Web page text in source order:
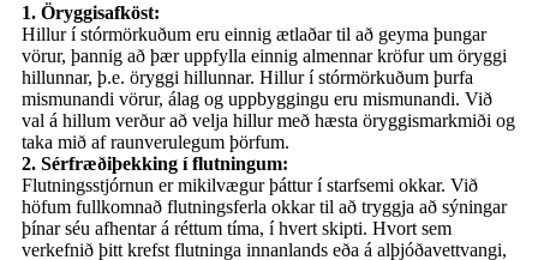
1. Öryggisafköst:
Hillur í stórmörkuðum eru einnig ætlaðar til að geyma þungar
vörur, þannig að þær uppfylla einnig almennar kröfur um öryggi
hillunnar, þ.e. öryggi hillunnar. Hillur í stórmörkuðum þurfa
mismunandi vörur, álag og uppbyggingu eru mismunandi. Við
val á hillum verður að velja hillur með hæsta öryggismarkmiði og
taka mið af raunverulegum þörfum.
2. Sérfræðiþekking í flutningum:
Flutningsstjórnun er mikilvægur þáttur í starfsemi okkar. Við
höfum fullkomnað flutningsferla okkar til að tryggja að sýningar
þínar séu afhentar á réttum tíma, í hvert skipti. Hvort sem
verkefnið þitt krefst flutninga innanlands eða á alþjóðavettvangi,